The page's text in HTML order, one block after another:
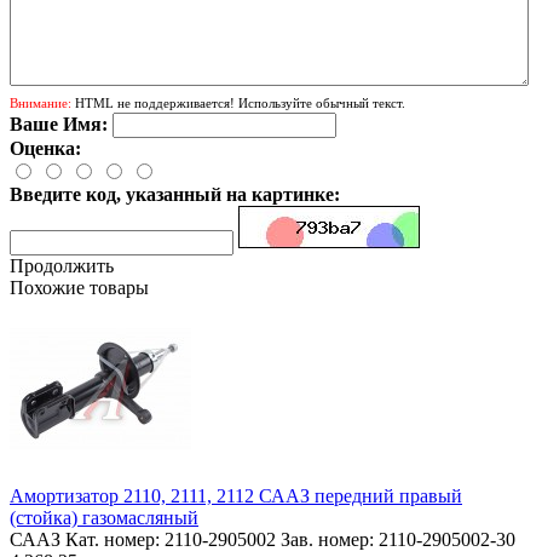
Внимание: HTML не поддерживается! Используйте обычный текст.
Ваше Имя:
Оценка:
Введите код, указанный на картинке:
Продолжить
Похожие товары
Амортизатор 2110, 2111, 2112 СААЗ передний правый
(стойка) газомасляный
СААЗ Кат. номер: 2110-2905002 Зав. номер: 2110-2905002-30